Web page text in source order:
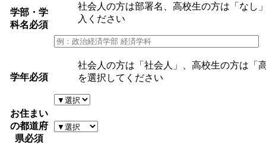
学部・学
科名必須
社会人の方は部署名、高校生の方は「なし
入ください
学年必須
社会人の方は「社会人」、高校生の方は「
を選択してください
お住まい
の都道府
県必須